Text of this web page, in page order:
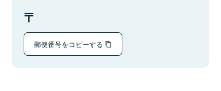
郵便番号をコピーする